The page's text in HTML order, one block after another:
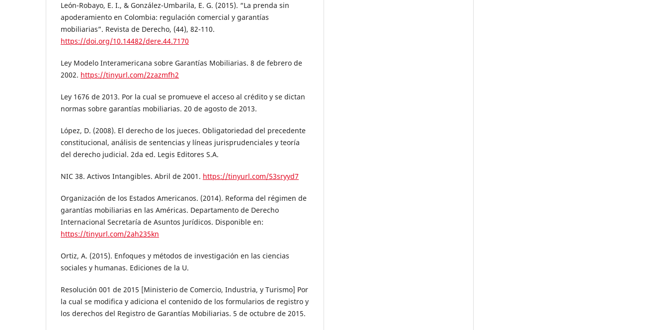
León-Robayo, E. I., & González-Umbarila, E. G. (2015). “La prenda sin
apoderamiento en Colombia: regulación comercial y garantías
mobiliarias”. Revista de Derecho, (44), 82-110.
https://doi.org/10.14482/dere.44.7170
Ley Modelo Interamericana sobre Garantías Mobiliarias. 8 de febrero de
2002. https://tinyurl.com/2zazmfh2
Ley 1676 de 2013. Por la cual se promueve el acceso al crédito y se dictan
normas sobre garantías mobiliarias. 20 de agosto de 2013.
López, D. (2008). El derecho de los jueces. Obligatoriedad del precedente
constitucional, análisis de sentencias y líneas jurisprudenciales y teoría
del derecho judicial. 2da ed. Legis Editores S.A.
NIC 38. Activos Intangibles. Abril de 2001. https://tinyurl.com/53sryyd7
Organización de los Estados Americanos. (2014). Reforma del régimen de
garantías mobiliarias en las Américas. Departamento de Derecho
Internacional Secretaría de Asuntos Jurídicos. Disponible en:
https://tinyurl.com/2ah235kn
Ortiz, A. (2015). Enfoques y métodos de investigación en las ciencias
sociales y humanas. Ediciones de la U.
Resolución 001 de 2015 [Ministerio de Comercio, Industria, y Turismo] Por
la cual se modifica y adiciona el contenido de los formularios de registro y
los derechos del Registro de Garantías Mobiliarias. 5 de octubre de 2015.